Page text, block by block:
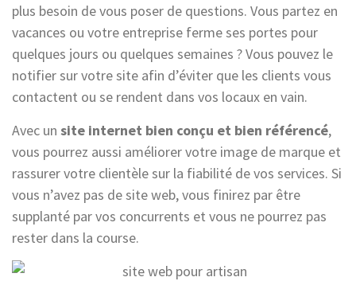
plus besoin de vous poser de questions. Vous partez en
vacances ou votre entreprise ferme ses portes pour
quelques jours ou quelques semaines ? Vous pouvez le
notifier sur votre site afin d’éviter que les clients vous
contactent ou se rendent dans vos locaux en vain.
Avec un site internet bien conçu et bien référencé,
vous pourrez aussi améliorer votre image de marque et
rassurer votre clientèle sur la fiabilité de vos services. Si
vous n’avez pas de site web, vous finirez par être
supplanté par vos concurrents et vous ne pourrez pas
rester dans la course.